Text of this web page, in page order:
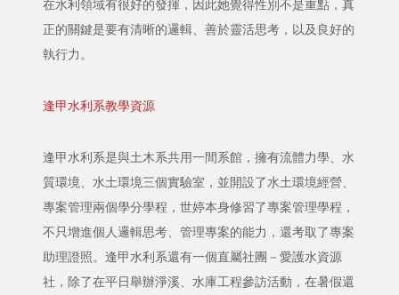
在水利領域有很好的發揮，因此她覺得性別不是重點，真
正的關鍵是要有清晰的邏輯、善於靈活思考，以及良好的
執行力。
逢甲水利系教學資源
逢甲水利系是與土木系共用一間系館，擁有流體力學、水
質環境、水土環境三個實驗室，並開設了水土環境經營、
專案管理兩個學分學程，世婷本身修習了專案管理學程，
不只增進個人邏輯思考、管理專案的能力，還考取了專案
助理證照。逢甲水利系還有一個直屬社團－愛護水資源
社，除了在平日舉辦淨溪、水庫工程參訪活動，在暑假還